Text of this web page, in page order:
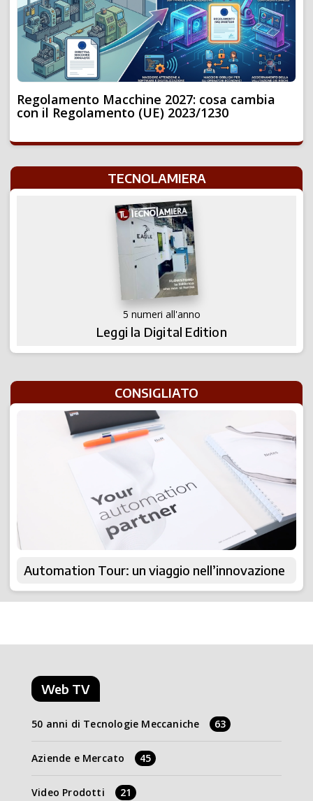
Regolamento Macchine 2027: cosa cambia
con il Regolamento (UE) 2023/1230
TECNOLAMIERA
5 numeri all'anno
Leggi la Digital Edition
CONSIGLIATO
Automation Tour: un viaggio nell’innovazione
Web TV
50 anni di Tecnologie Meccaniche 63
Aziende e Mercato 45
Video Prodotti 21